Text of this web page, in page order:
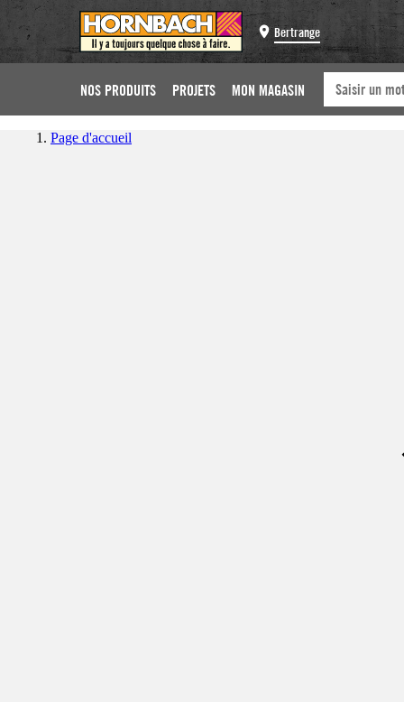
Bertrange
NOS PRODUITS PROJETS MON MAGASIN
Page d'accueil